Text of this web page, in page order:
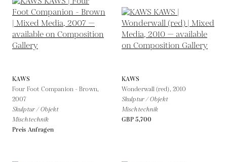
KAWS
Four Foot Companion - Brown,
2007
Skulptur / Objekt
Mischtechnik
Preis Anfragen
KAWS
Wonderwall (red), 2010
Skulptur / Objekt
Mischtechnik
GBP 5,700